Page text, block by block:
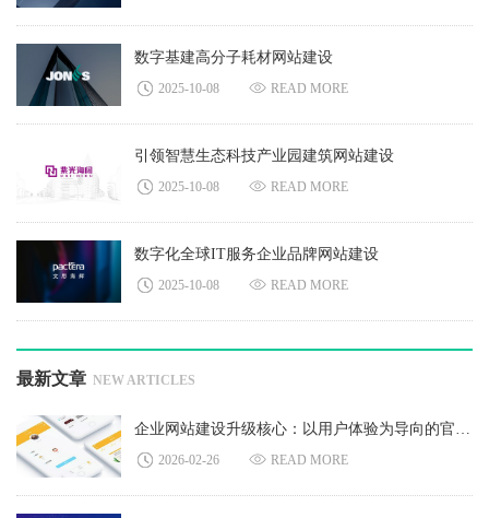
数字基建高分子耗材网站建设
2025-10-08 READ MORE
引领智慧生态科技产业园建筑网站建设
2025-10-08 READ MORE
数字化全球IT服务企业品牌网站建设
2025-10-08 READ MORE
最新文章 NEW ARTICLES
企业网站建设升级核心：以用户体验为导向的官网改版必要性
2026-02-26 READ MORE